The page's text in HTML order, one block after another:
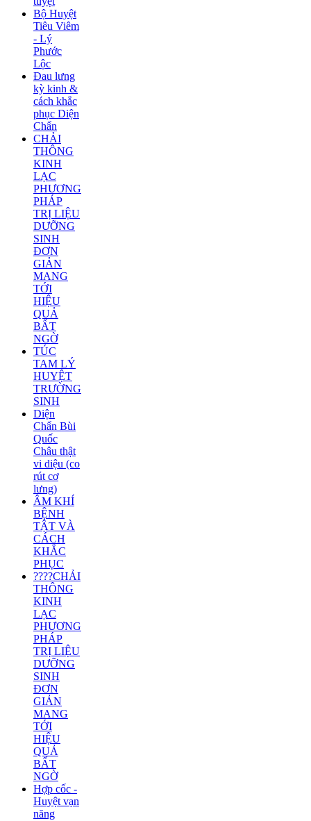
Bộ Huyệt
Tiêu Viêm
- Lý
Phước
Lộc
Đau lưng
kỳ kinh &
cách khắc
phục Diện
Chẩn
CHẢI
THÔNG
KINH
LẠC
PHƯƠNG
PHÁP
TRỊ LIỆU
DƯỠNG
SINH
ĐƠN
GIẢN
MANG
TỚI
HIỆU
QUẢ
BẤT
NGỜ
TÚC
TAM LÝ
HUYỆT
TRƯỜNG
SINH
Diện
Chẩn Bùi
Quốc
Châu thật
vi diệu (co
rút cơ
lưng)
ÂM KHÍ
BỆNH
TẬT VÀ
CÁCH
KHẮC
PHỤC
????CHẢI
THÔNG
KINH
LẠC
PHƯƠNG
PHÁP
TRỊ LIỆU
DƯỠNG
SINH
ĐƠN
GIẢN
MANG
TỚI
HIỆU
QUẢ
BẤT
NGỜ
Hợp cốc -
Huyệt vạn
năng